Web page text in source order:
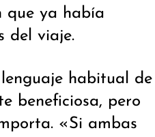
que ya había
del viaje.
habitual de
beneficiosa, pero
«Si ambas